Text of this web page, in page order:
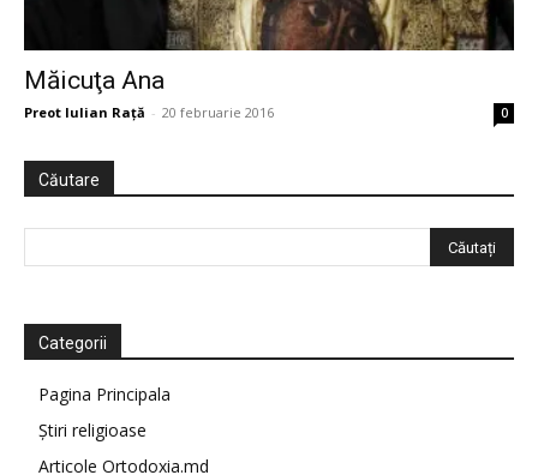
Măicuţa Ana
Preot Iulian Raţă - 20 februarie 2016 0
Căutare
Categorii
Pagina Principala
Știri religioase
Articole Ortodoxia.md